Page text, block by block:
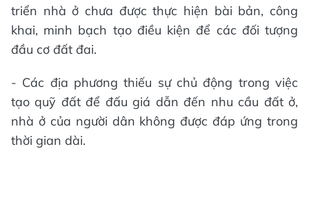
triển nhà ở chưa được thực hiện bài bản, công
khai, minh bạch tạo điều kiện để các đối tượng
đầu cơ đất đai.
- Các địa phương thiếu sự chủ động trong việc
tạo quỹ đất để đấu giá dẫn đến nhu cầu đất ở,
nhà ở của người dân không được đáp ứng trong
thời gian dài.